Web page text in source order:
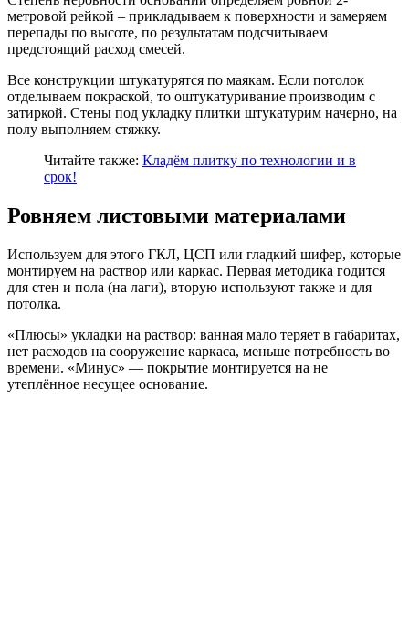
метровой рейкой – прикладываем к поверхности и замеряем
перепады по высоте, по результатам подсчитываем
предстоящий расход смесей.
Все конструкции штукатурятся по маякам. Если потолок
отделываем покраской, то оштукатуривание производим с
затиркой. Стены под укладку плитки штукатурим начерно, на
полу выполняем стяжку.
Читайте также: Кладём плитку по технологии и в
срок!
Ровняем листовыми материалами
Используем для этого ГКЛ, ЦСП или гладкий шифер, которые
монтируем на раствор или каркас. Первая методика годится
для стен и пола (на лаги), вторую используют также и для
потолка.
«Плюсы» укладки на раствор: ванная мало теряет в габаритах,
нет расходов на сооружение каркаса, меньше потребность во
времени. «Минус» — покрытие монтируется на не
утеплённое несущее основание.